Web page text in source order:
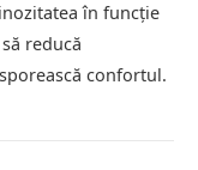
în funcție
reducă
confortul.